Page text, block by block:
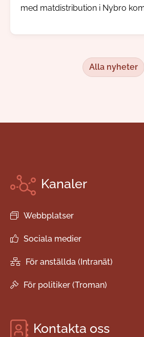
med matdistribution i Nybro
redan i augusti kommer
Alla nyheter
Kanaler
Webbplatser
Sociala medier
För anställda (Intranät)
För politiker (Troman)
Kontakta oss